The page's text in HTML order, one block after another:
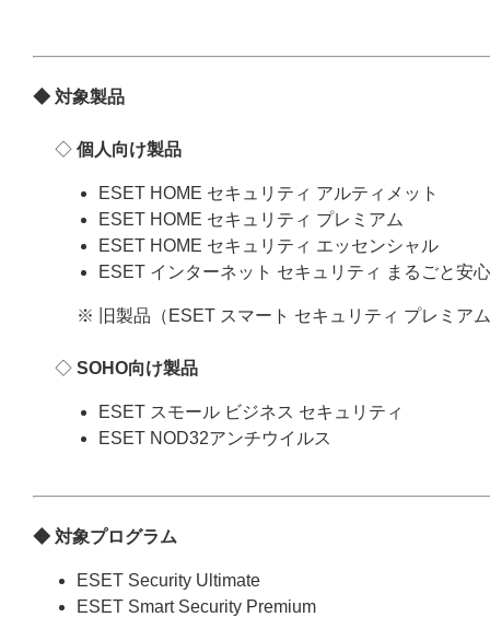
◆ 対象製品
◇ 個人向け製品
ESET HOME セキュリティ アルティメット
ESET HOME セキュリティ プレミアム
ESET HOME セキュリティ エッセンシャル
ESET インターネット セキュリティ まるごと安
※ 旧製品（ESET スマート セキュリティ プレミア
◇ SOHO向け製品
ESET スモール ビジネス セキュリティ
ESET NOD32アンチウイルス
◆ 対象プログラム
ESET Security Ultimate
ESET Smart Security Premium